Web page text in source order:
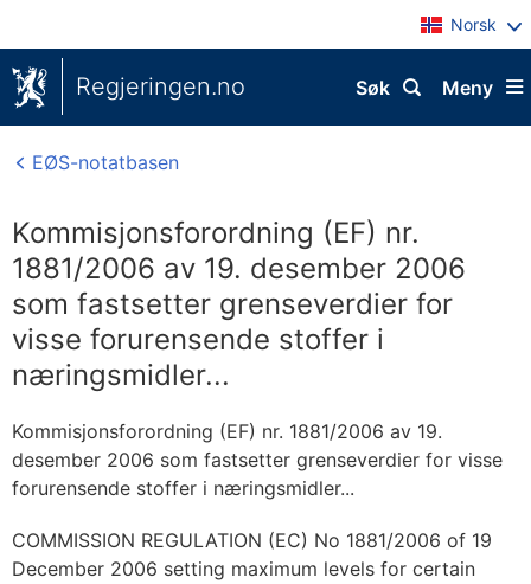
Norsk
Regjeringen.no Meny
Søk
EØS-notatbasen
Kommisjonsforordning (EF) nr.
1881/2006 av 19. desember 2006
som fastsetter grenseverdier for
visse forurensende stoffer i
næringsmidler...
Kommisjonsforordning (EF) nr. 1881/2006 av 19.
desember 2006 som fastsetter grenseverdier for visse
forurensende stoffer i næringsmidler...
COMMISSION REGULATION (EC) No 1881/2006 of 19
December 2006 setting maximum levels for certain